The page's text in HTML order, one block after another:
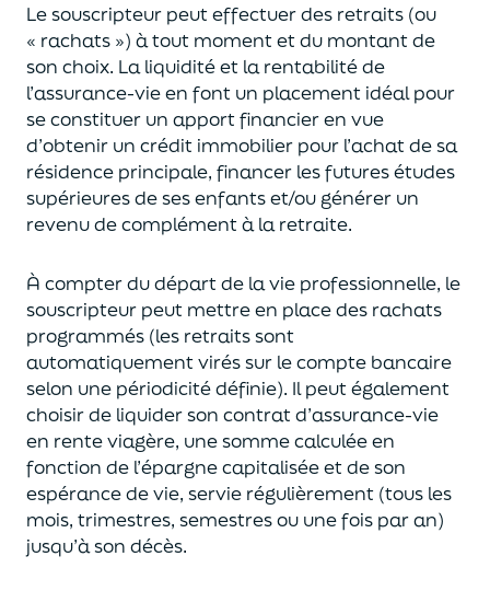
Le souscripteur peut effectuer des retraits (ou
« rachats ») à tout moment et du montant de
son choix. Laliquiditéet la rentabilité de
l’assurance-vie en font un placement idéal pour
se constituer un apport financier en vue
d’obtenir un crédit immobilier pour l’achat desa
résidence principale, financer les futures études
supérieures de ses enfantset/ou générer un
revenu de complément à la retraite.
À compter du départ de la vie professionnelle, le
souscripteur peut mettre en place des rachats
programmés (les retraits sont
automatiquement virés sur le compte bancaire
selon une périodicité définie). Il peut également
choisirde liquider son contrat d’assurance-vie
en rente viagère, une somme calculée en
fonction de l’épargne capitalisée et deson
espérance de vie, servie régulièrement (tous les
mois, trimestres, semestres ou une fois par an)
jusqu’à son décès.